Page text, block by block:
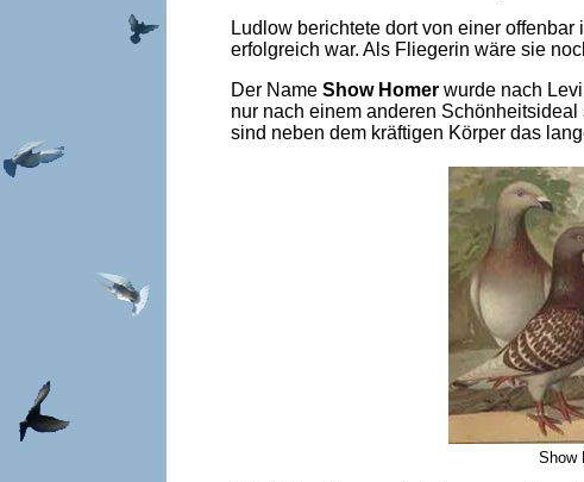
Ludlow berichtete dort von einer
erfolgreich war. Als Fliegerin wäre sie
Der Name Show Homer wurde nach
nur nach einem anderen
sind neben dem kräftigen Körper das
Show